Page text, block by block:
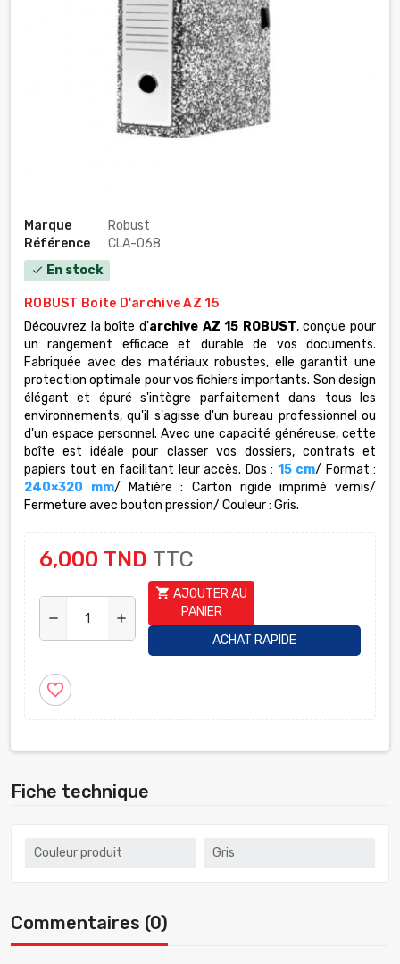
Marque
Robust
Référence
CLA-068
check En stock
ROBUST Boite D'archive AZ 15
Découvrez la boîte d'archive AZ 15 ROBUST, conçue pour
un rangement efficace et durable de vos documents.
Fabriquée avec des matériaux robustes, elle garantit une
protection optimale pour vos fichiers importants. Son design
élégant et épuré s'intègre parfaitement dans tous les
environnements, qu'il s'agisse d'un bureau professionnel ou
d'un espace personnel. Avec une capacité généreuse, cette
boîte est idéale pour classer vos dossiers, contrats et
papiers tout en facilitant leur accès. Dos : 15 cm/ Format :
240×320 mm/ Matière : Carton rigide imprimé vernis/
Fermeture avec bouton pression/ Couleur : Gris.
6,000 TND TTC
remove add
shopping_cart AJOUTER AU
PANIER
ACHAT RAPIDE
favorite_border
Fiche technique
Couleur produit Gris
Commentaires (0)